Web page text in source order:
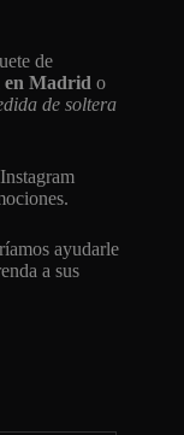
de
en Madrid o
de soltera
ayudarle
a sus